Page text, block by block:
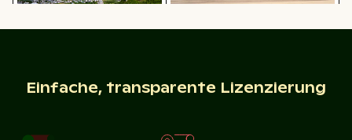
Luftaufnahme des Siva
Subramanya Kovil Tempels
Küstendünengräser am Sandstrand
mit Meerblick
Brauner Pelikan auf Holzpfosten am Meer
Chamarel Wasserfall umgeben von
Blühende
Einfache, transparente Lizenzierung